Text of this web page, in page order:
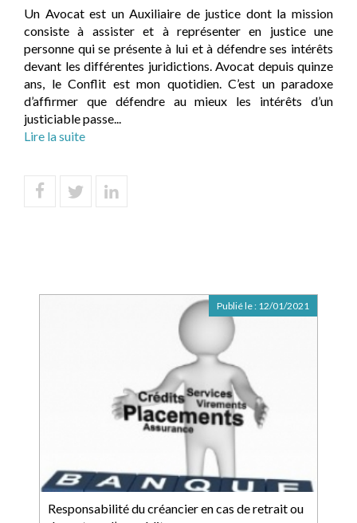
Un Avocat est un Auxiliaire de justice dont la mission
consiste à assister et à représenter en justice une
personne qui se présente à lui et à défendre ses intérêts
devant les différentes juridictions. Avocat depuis quinze
ans, le Conflit est mon quotidien. C’est un paradoxe
d’affirmer que défendre au mieux les intérêts d’un
justiciable passe...
Lire la suite
Responsabilité du créancier en cas de retrait ou
Publié le : 12/01/2021